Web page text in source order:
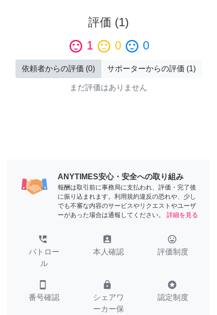
評価 (1)
sentiment_satisfied 1 sentiment_neutral 0 sentiment_dissatisfied 0
依頼者からの評価 (0) サポーターからの評価 (1)
まだ評価はありません
ANYTIMES安心・安全への取り組み
報酬は取引前に事務局に支払われ、評価・完了後
に振り込まれます。利用規約違反の恐れや、少し
でも不審な内容のサービスやリクエストやユーザ
ーがあった場合は通報してください。
詳細を見る
perm_phone_msg
パトロー
ル
assignment_ind
本人確認
tag_faces
評価制度
smartphone
番号確認
lock
シェアワ
ーカー保
stars
認定制度